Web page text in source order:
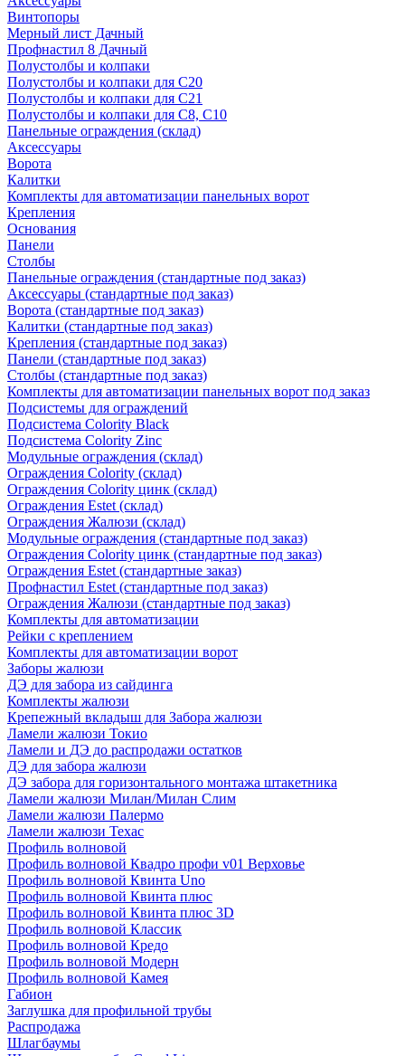
Винтопоры
Мерный лист Дачный
Профнастил 8 Дачный
Полустолбы и колпаки
Полустолбы и колпаки для С20
Полустолбы и колпаки для С21
Полустолбы и колпаки для С8, С10
Панельные ограждения (склад)
Аксессуары
Ворота
Калитки
Комплекты для автоматизации панельных ворот
Крепления
Основания
Панели
Столбы
Панельные ограждения (стандартные под заказ)
Аксессуары (стандартные под заказ)
Ворота (стандартные под заказ)
Калитки (стандартные под заказ)
Крепления (стандартные под заказ)
Панели (стандартные под заказ)
Столбы (стандартные под заказ)
Комплекты для автоматизации панельных ворот под заказ
Подсистемы для ограждений
Подсистема Colority Black
Подсистема Colority Zinc
Модульные ограждения (склад)
Ограждения Colority (склад)
Ограждения Colority цинк (склад)
Ограждения Estet (склад)
Ограждения Жалюзи (склад)
Модульные ограждения (стандартные под заказ)
Ограждения Colority цинк (стандартные под заказ)
Ограждения Estet (стандартные заказ)
Профнастил Estet (стандартные под заказ)
Ограждения Жалюзи (стандартные под заказ)
Комплекты для автоматизации
Рейки с креплением
Комплекты для автоматизации ворот
Заборы жалюзи
ДЭ для забора из сайдинга
Комплекты жалюзи
Крепежный вкладыш для Забора жалюзи
Ламели жалюзи Токио
Ламели и ДЭ до распродажи остатков
ДЭ для забора жалюзи
ДЭ забора для горизонтального монтажа штакетника
Ламели жалюзи Милан/Милан Слим
Ламели жалюзи Палермо
Ламели жалюзи Техас
Профиль волновой
Профиль волновой Квадро профи v01 Верховье
Профиль волновой Квинта Uno
Профиль волновой Квинта плюс
Профиль волновой Квинта плюс 3D
Профиль волновой Классик
Профиль волновой Кредо
Профиль волновой Модерн
Профиль волновой Камея
Габион
Заглушка для профильной трубы
Распродажа
Шлагбаумы